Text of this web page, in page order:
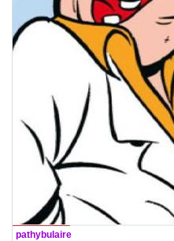
pathybulaire